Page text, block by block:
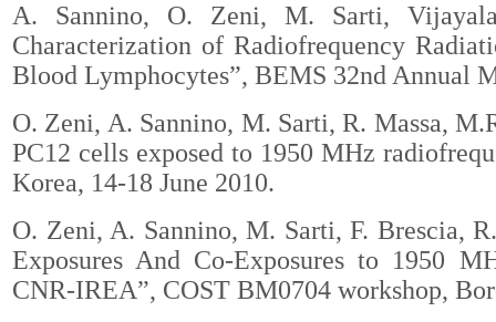
A. Sannino, O. Zeni, M. Sarti,
Characterization of Radiofrequency
Blood Lymphocytes”, BEMS 32nd Annual
O. Zeni, A. Sannino, M. Sarti, R. Massa,
PC12 cells exposed to 1950 MHz
Korea, 14-18 June 2010.
O. Zeni, A. Sannino, M. Sarti, F. Brescia,
Exposures And Co-Exposures to 1950
CNR-IREA”, COST BM0704 workshop,